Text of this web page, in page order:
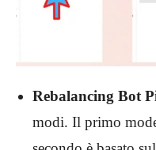
Rebalancing Bot
modi. Il primo